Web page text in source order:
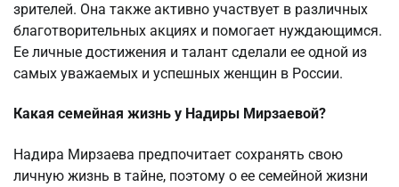
зрителей. Она также активно участвует в различных
благотворительных акциях и помогает нуждающимся.
Ее личные достижения и талант сделали ее одной из
самых уважаемых и успешных женщин в России.
Какая семейная жизнь у Надиры Мирзаевой?
Надира Мирзаева предпочитает сохранять свою
личную жизнь в тайне, поэтому о ее семейной жизни